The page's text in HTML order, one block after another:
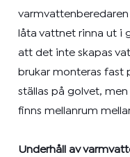
låta vattnet rinna ut i
att det inte skapas
brukar monteras fast
ställas på golvet,
finns mellanrum
Underhåll av